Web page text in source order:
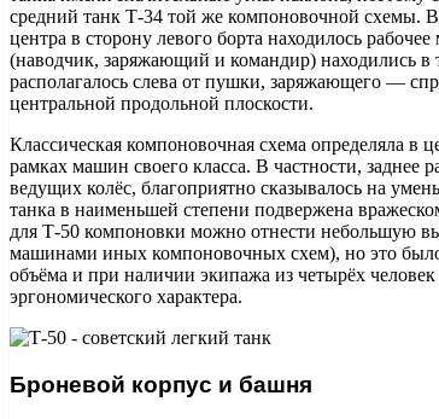
средний танк Т-34 той же компоновочной схемы.
центра в сторону левого борта находилось
(наводчик, заряжающий и командир) находились в
располагалось слева от пушки, заряжающего —
центральной продольной плоскости.
Классическая компоновочная схема определяла в
рамках машин своего класса. В частности, заднее
ведущих колёс, благоприятно сказывалось на
танка в наименьшей степени подвержена
для Т-50 компоновки можно отнести небольшую
машинами иных компоновочных схем), но это
объёма и при наличии экипажа из четырёх
эргономического характера.
Броневой корпус и башня